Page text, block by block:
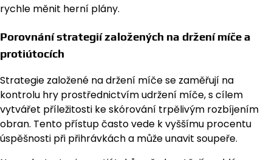
rychle měnit herní plány.
Porovnání strategií založených na držení míče a
protiútocích
Strategie založené na držení míče se zaměřují na
kontrolu hry prostřednictvím udržení míče, s cílem
vytvářet příležitosti ke skórování trpělivým rozbíjením
obran. Tento přístup často vede k vyššímu procentu
úspěšnosti při přihrávkách a může unavit soupeře.